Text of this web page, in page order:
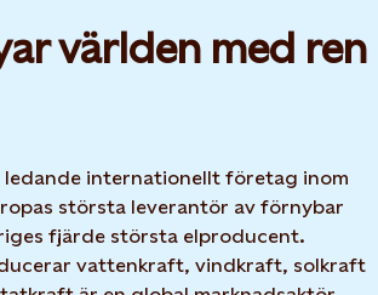
världen med ren
internationellt företag inom
största leverantör av förnybar
fjärde största elproducent.
vattenkraft, vindkraft, solkraft